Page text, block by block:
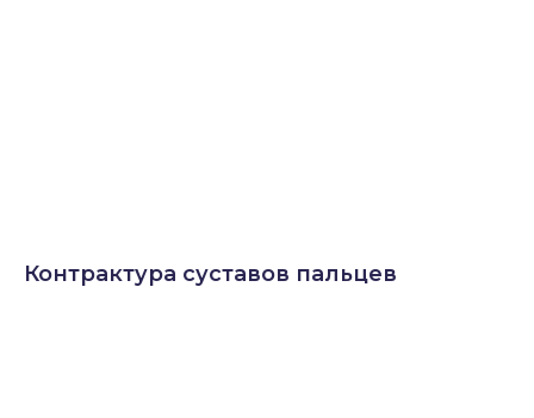
Контрактура суставов пальцев